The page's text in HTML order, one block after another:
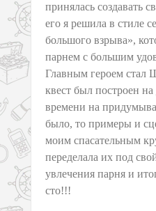
принялась создавать
его я решила в стиле
большого взрыва»,
парнем с большим
Главным героем стал
квест был построен
времени на
было, то примеры и
моим спасательным
переделала их под
увлечения парня и
сто!!!